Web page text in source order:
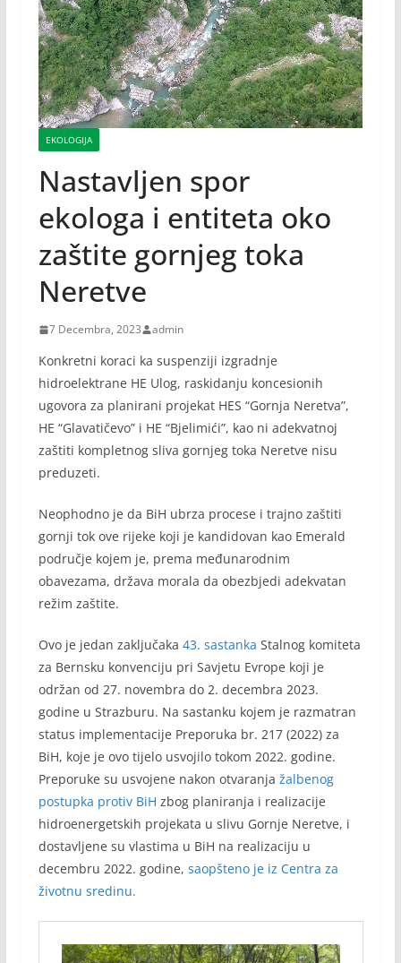
EKOLOGIJA
Nastavljen spor
ekologa i entiteta oko
zaštite gornjeg toka
Neretve
7 Decembra, 2023 admin
Konkretni koraci ka suspenziji izgradnje
hidroelektrane HE Ulog, raskidanju koncesionih
ugovora za planirani projekat HES “Gornja Neretva”,
HE “Glavatičevo” i HE “Bjelimići”, kao ni adekvatnoj
zaštiti kompletnog sliva gornjeg toka Neretve nisu
preduzeti.
Neophodno je da BiH ubrza procese i trajno zaštiti
gornji tok ove rijeke koji je kandidovan kao Emerald
područje kojem je, prema međunarodnim
obavezama, država morala da obezbjedi adekvatan
režim zaštite.
Ovo je jedan zaključaka 43. sastanka Stalnog komiteta
za Bernsku konvenciju pri Savjetu Evrope koji je
održan od 27. novembra do 2. decembra 2023.
godine u Strazburu. Na sastanku kojem je razmatran
status implementacije Preporuka br. 217 (2022) za
BiH, koje je ovo tijelo usvojilo tokom 2022. godine.
Preporuke su usvojene nakon otvaranja žalbenog
postupka protiv BiH zbog planiranja i realizacije
hidroenergetskih projekata u slivu Gornje Neretve, i
dostavljene su vlastima u BiH na realizaciju u
decembru 2022. godine, saopšteno je iz Centra za
životnu sredinu.